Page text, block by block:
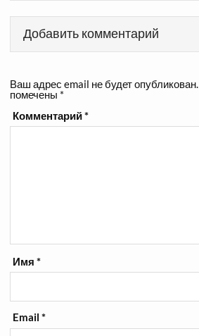
Добавить комментарий
Ваш адрес email не будет опубликован.
помечены *
Комментарий*
Имя*
Email*